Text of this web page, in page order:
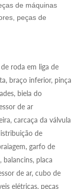
de máquinas
peças de
roda em liga de
braço inferior, pinça
biela do
de ar
carcaça da válvula
de
garfo de
placa
de ar, cubo de
elétricas, peças